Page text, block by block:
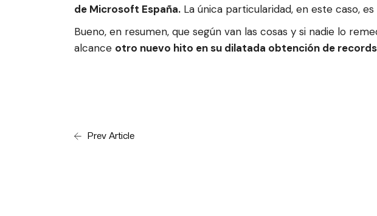
de Microsoft España. La única particularidad, en este caso,
Bueno, en resumen, que según van las cosas y si nadie lo
alcance otro nuevo hito en su dilatada obtención de records
Prev Article